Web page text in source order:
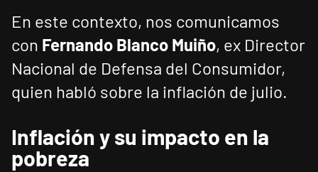
En este contexto, nos comunicamos
con Fernando Blanco Muiño, ex Director
Nacional de Defensa del Consumidor,
quien habló sobre la inflación de julio.
Inflación y su impacto en la
pobreza